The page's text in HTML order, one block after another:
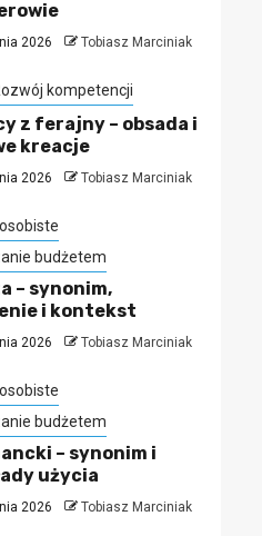
2026 Tobiasz Marciniak
kompetencji
z ferajny – obsada i
kreacje
2026 Tobiasz Marciniak
budżetem
– synonim,
i kontekst
2026 Tobiasz Marciniak
budżetem
– synonim i
użycia
2026 Tobiasz Marciniak